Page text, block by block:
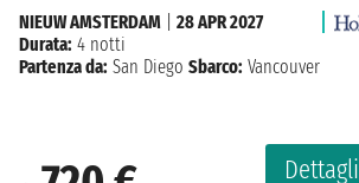
Dettagli
NIEUW AMSTERDAM
28 APR 2027
Durata: 4 notti
Partenza da: San Diego Sbarco: Vancouver